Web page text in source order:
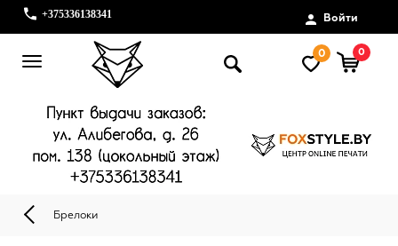
+375336138341 Войти
0 0
Брелоки